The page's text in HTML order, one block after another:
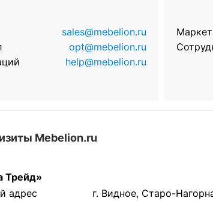
sales@mebelion.ru
opt@mebelion.ru
help@mebelion.ru
Mebelion.ru
Трейд»
адрес
г. Видное, Старо-